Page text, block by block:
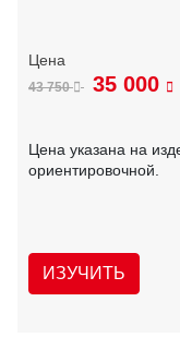
43 750 35 000
Цена указана на
ориентировочной.
ИЗУЧИТЬ